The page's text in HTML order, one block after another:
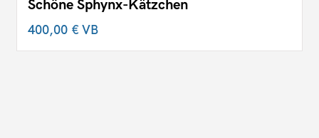
Schöne Sphynx-Kätzchen
400,00 €VB